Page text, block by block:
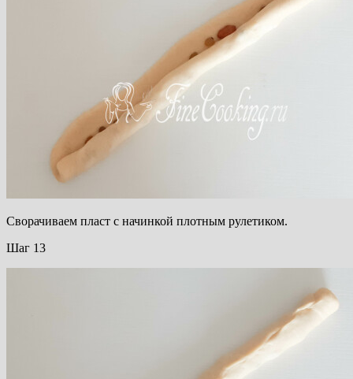
Сворачиваем пласт с начинкой плотным рулетиком.
Шаг 13